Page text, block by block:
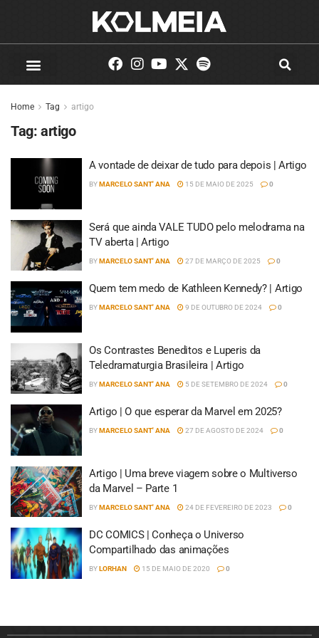
Home Tag artigo
Tag: artigo
A vontade de deixar de tudo para depois | Artigo
BYMARCELO SANT' ANA 15 DE MAIO DE 2025 0
Será que ainda VALE TUDO pelo melodrama na
TV aberta | Artigo
BYMARCELO SANT' ANA 27 DE MARÇO DE 2025 0
Quem tem medo de Kathleen Kennedy? | Artigo
BYMARCELO SANT' ANA 9 DE OUTUBRO DE 2024 0
Os Contrastes Beneditos e Luperis da
Teledramaturgia Brasileira | Artigo
BYMARCELO SANT' ANA 5 DE SETEMBRO DE 2024 0
Artigo | O que esperar da Marvel em 2025?
BYMARCELO SANT' ANA 27 DE AGOSTO DE 2024 0
Artigo | Uma breve viagem sobre o Multiverso
da Marvel – Parte 1
BYMARCELO SANT' ANA 24 DE FEVEREIRO DE 2023 0
DC COMICS | Conheça o Universo
Compartilhado das animações
BYLORHAN 15 DE MAIO DE 2020 0